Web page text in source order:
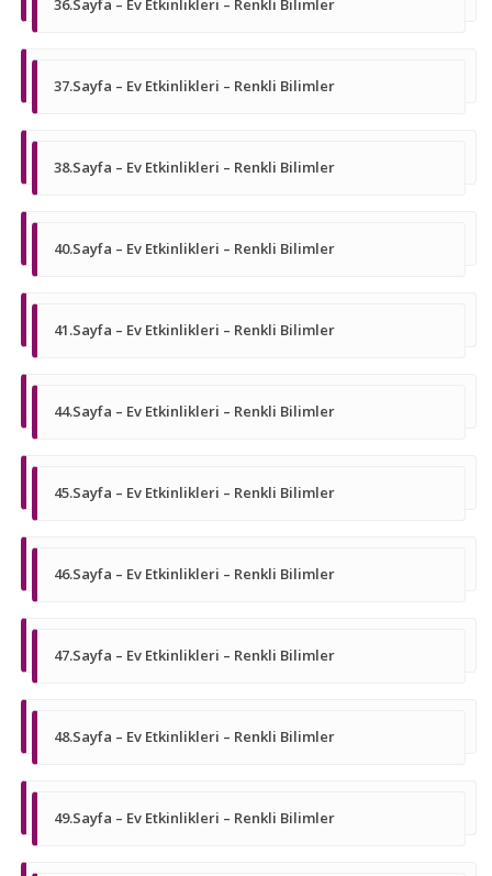
36.Sayfa – Ev Etkinlikleri – Renkli Bilimler
37.Sayfa – Ev Etkinlikleri – Renkli Bilimler
38.Sayfa – Ev Etkinlikleri – Renkli Bilimler
40.Sayfa – Ev Etkinlikleri – Renkli Bilimler
41.Sayfa – Ev Etkinlikleri – Renkli Bilimler
44.Sayfa – Ev Etkinlikleri – Renkli Bilimler
45.Sayfa – Ev Etkinlikleri – Renkli Bilimler
46.Sayfa – Ev Etkinlikleri – Renkli Bilimler
47.Sayfa – Ev Etkinlikleri – Renkli Bilimler
48.Sayfa – Ev Etkinlikleri – Renkli Bilimler
49.Sayfa – Ev Etkinlikleri – Renkli Bilimler